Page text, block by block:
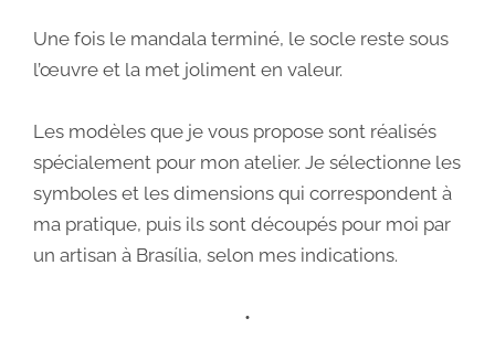
Une fois le mandala terminé, le socle reste sous
l’œuvre et la met joliment en valeur.
Les modèles que je vous propose sont réalisés
spécialement pour mon atelier. Je sélectionne les
symboles et les dimensions qui correspondent à
ma pratique, puis ils sont découpés pour moi par
un artisan à Brasília, selon mes indications.
•